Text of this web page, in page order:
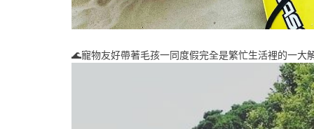
🌊寵物友好帶著毛孩一同度假完全是繁忙生活裡的一大